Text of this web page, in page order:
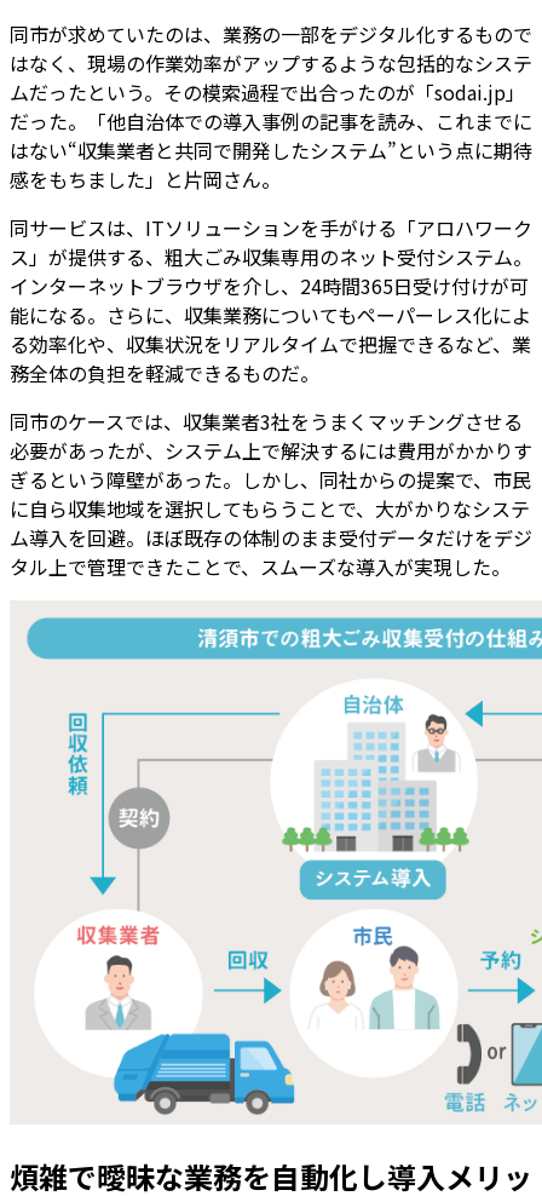
同市が求めていたのは、業務の一部をデジタル化するもので
はなく、現場の作業効率がアップするような包括的なシステ
ムだったという。その模索過程で出合ったのが「sodai.jp」
だった。「他自治体での導入事例の記事を読み、これまでに
はない“収集業者と共同で開発したシステム”という点に期待
感をもちました」と片岡さん。
同サービスは、ITソリューションを手がける「アロハワーク
ス」が提供する、粗大ごみ収集専用のネット受付システム。
インターネットブラウザを介し、24時間365日受け付けが可
能になる。さらに、収集業務についてもペーパーレス化によ
る効率化や、収集状況をリアルタイムで把握できるなど、業
務全体の負担を軽減できるものだ。
同市のケースでは、収集業者3社をうまくマッチングさせる
必要があったが、システム上で解決するには費用がかかりす
ぎるという障壁があった。しかし、同社からの提案で、市民
に自ら収集地域を選択してもらうことで、大がかりなシステ
ム導入を回避。ほぼ既存の体制のまま受付データだけをデジ
タル上で管理できたことで、スムーズな導入が実現した。
煩雑で曖昧な業務を自動化し導入メリッ